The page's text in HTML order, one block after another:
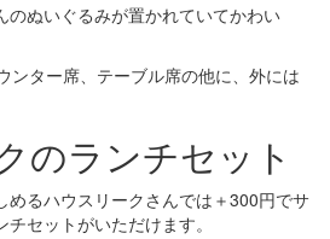
のぬいぐるみが置かれていてかわい
ンター席、テーブル席の他に、外には
のランチセット
めるハウスリークさんでは＋300円でサ
セットがいただけます。